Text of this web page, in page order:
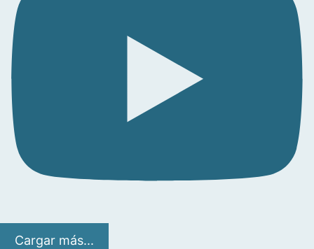
Cargar más...